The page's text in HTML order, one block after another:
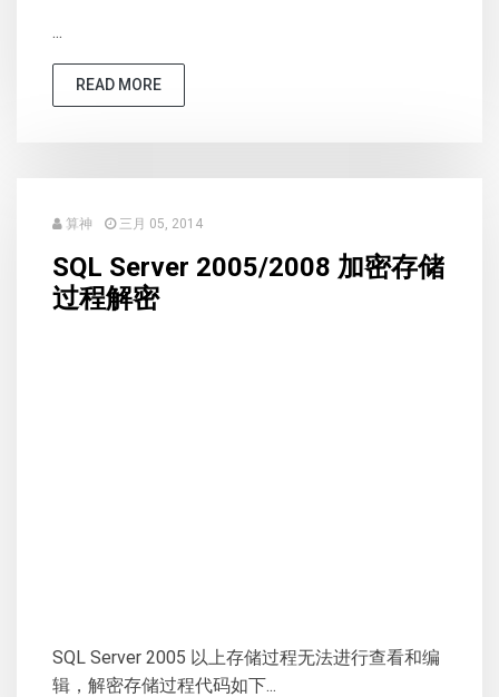
...
READ MORE
算神 三月 05, 2014
SQL Server 2005/2008 加密存储
过程解密
SQL Server 2005 以上存储过程无法进行查看和编
辑，解密存储过程代码如下...